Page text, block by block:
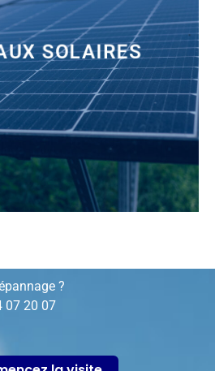
SOLAIRES
dépannage…
?
07 20 07